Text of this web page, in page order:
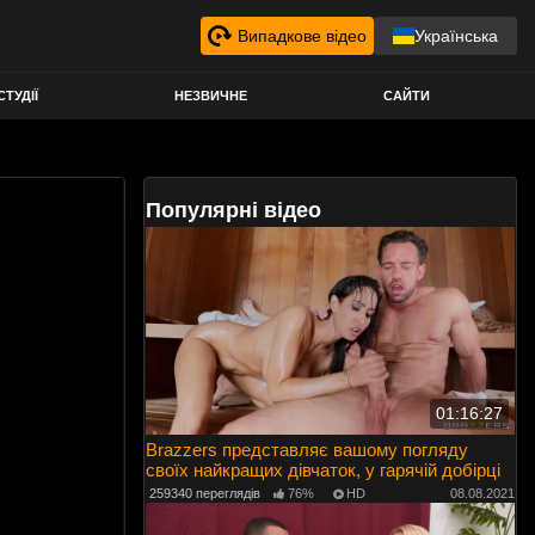
Випадкове відео Українська
НЕЗВИЧНЕ САЙТИ
Популярні відео
01:16:27
Brazzers представляє вашому погляду
своїх найкращих дівчаток, у гарячій добірці
259340 переглядів 76% HD 08.08.2021